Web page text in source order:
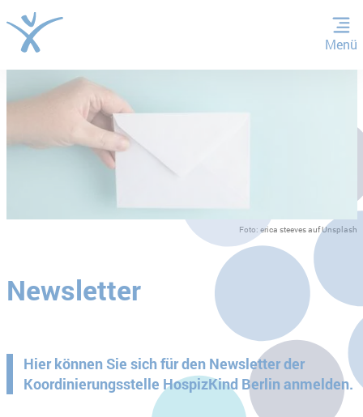
ZUM HAUPTINHALT SPRINGEN
ZUR SUCHE SPRINGEN
Menü
Foto: erica steeves auf Unsplash
Newsletter
Hier können Sie sich für den Newsletter der
Koordinierungsstelle HospizKind Berlin anmelden.